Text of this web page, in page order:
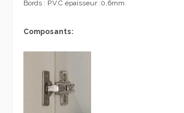
Bords : P.V.C épaisseur :0,6mm.
Composants: